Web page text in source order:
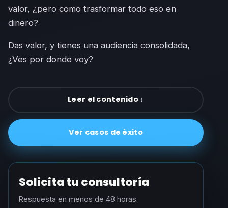
valor, ¿pero como trasformar todo eso en
dinero?
Das valor, y tienes una audiencia consolidada,
¿Ves por donde voy?
Leer el contenido ↓
Ver casos de éxito
Solicita tu consultoría
Respuesta en menos de 48 horas.